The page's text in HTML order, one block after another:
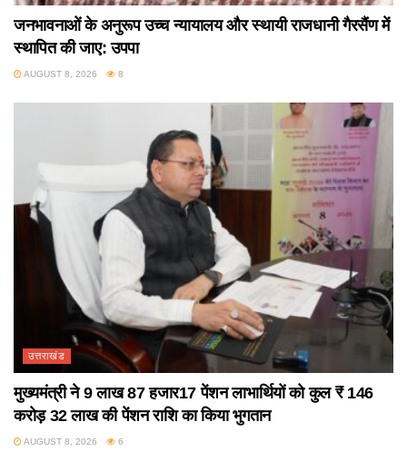
जनभावनाओं के अनुरूप उच्च न्यायालय और स्थायी राजधानी गैरसैंण में
स्थापित की जाए: उपपा
AUGUST 8, 2026 8
उत्तराखंड
मुख्यमंत्री ने 9 लाख 87 हजार17 पेंशन लाभार्थियों को कुल ₹ 146
करोड़ 32 लाख की पेंशन राशि का किया भुगतान
AUGUST 8, 2026 6